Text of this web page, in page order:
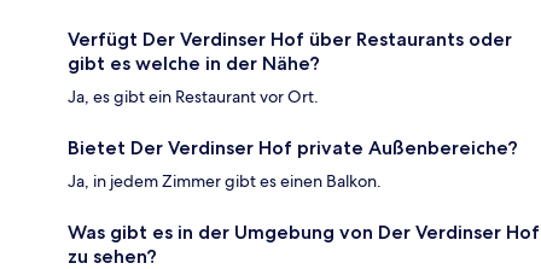
Verfügt Der Verdinser Hof über Restaurants oder
gibt es welche in der Nähe?
Ja, es gibt ein Restaurant vor Ort.
Bietet Der Verdinser Hof private Außenbereiche?
Ja, in jedem Zimmer gibt es einen Balkon.
Was gibt es in der Umgebung von Der Verdinser Hof
zu sehen?